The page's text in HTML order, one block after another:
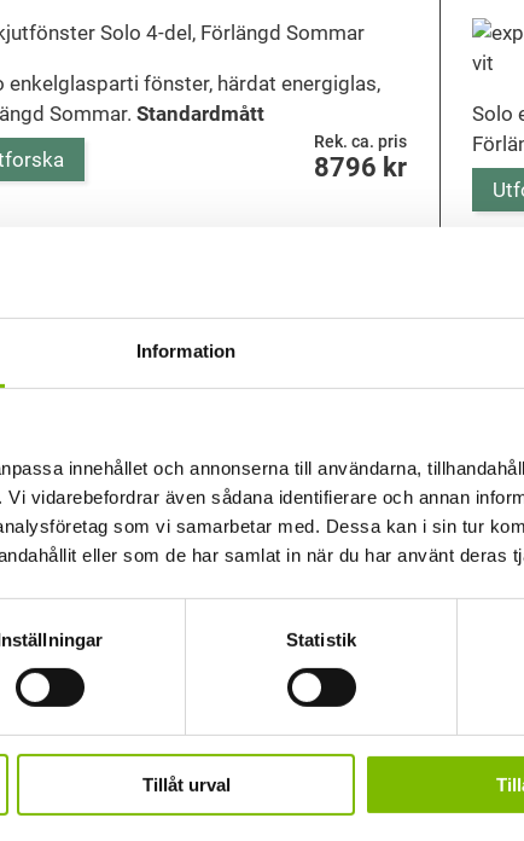
Information
innehållet och annonserna till användarna,
vidarebefordrar även sådana identifierare och annan
som vi samarbetar med. Dessa kan i sin tur
eller som de har samlat in när du har använt deras
Statistik
Tillåt urval
enkelglasparti fönster, härdat energiglas,
Sommar.Standardmått
Rek. ca. pris
8796 kr
Solo
praktiska
och luftigt uterum under årets varmare
som du behåller känslan av att vara nära
enklare trädgårdsrum är enkelglaspartier ett smart
från isolerade partier med flera glasskikt. De är